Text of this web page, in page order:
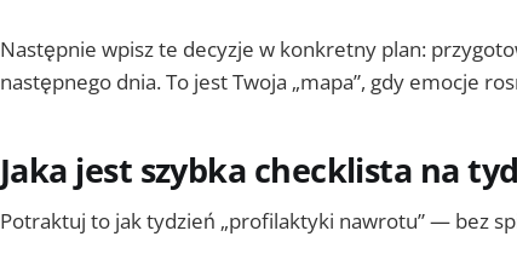
Następnie wpisz te decyzje w konkretny plan:
następnego dnia. To jest Twoja „mapa”, gdy emocje
Jaka jest szybka checklista na
Potraktuj to jak tydzień „profilaktyki nawrotu” — bez